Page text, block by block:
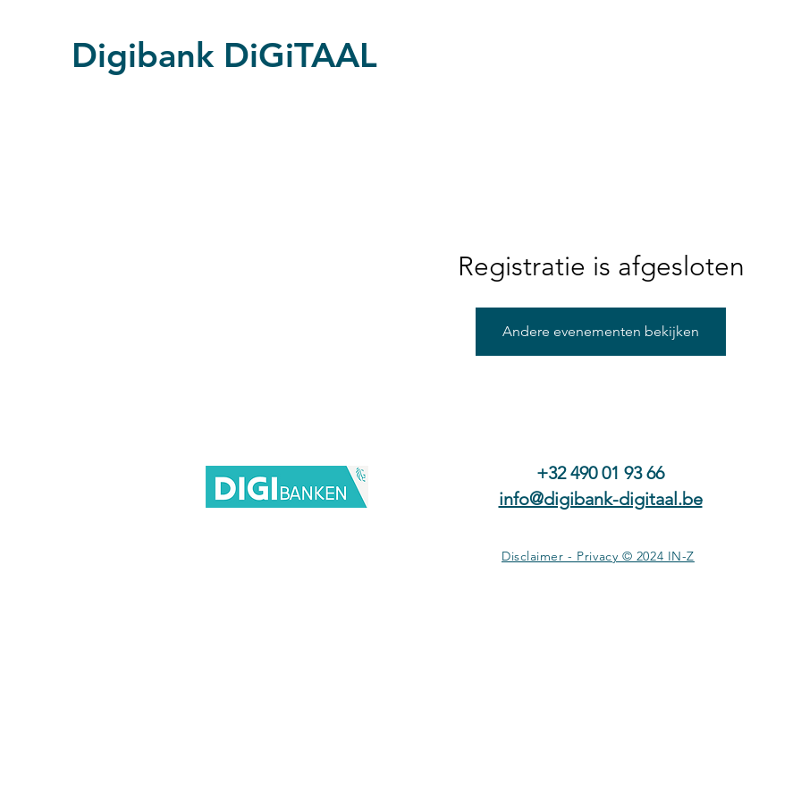
Digibank DiGiTAAL
Registratie is afgesloten
Andere evenementen bekijken
+32 490 01 93 66
info@digibank-digitaal.be
Disclaimer - Privacy © 2024 IN-Z